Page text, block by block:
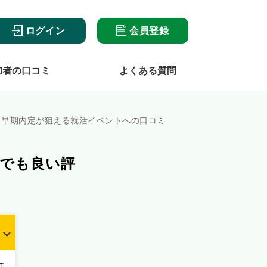
ログイン 会員登録
の口コミ よくある質問
期内定が狙える就活イベントへの口コミ
も良い評